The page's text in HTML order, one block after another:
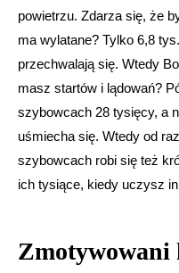
powietrzu. Zdarza się, że
ma wylatane? Tylko 6,8
przechwalają się. Wtedy
masz startów i lądowań?
szybowcach 28 tysięcy, a
uśmiecha się. Wtedy od
szybowcach robi się też
ich tysiące, kiedy uczysz
Zmotywowani